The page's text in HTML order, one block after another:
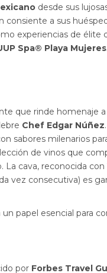
desde sus
consiente a sus
experiencias de élite
Spa® Playa Mujeres
que rinde homenaje
Chef Edgar Núñez
sabores milenarios
de vinos que
cava, reconocida
vez consecutiva) es
un papel esencial para
por Forbes Travel